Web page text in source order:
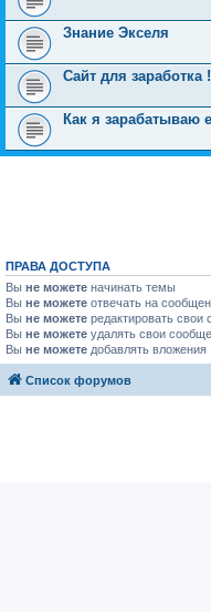
Знание Экселя
Сайт для заработка !
Как я зарабатываю
ПРАВА ДОСТУПА
Вы не можете начинать темы
Вы не можете отвечать на
Вы не можете редактировать свои
Вы не можете удалять свои
Вы не можете добавлять вложения
Список форумов